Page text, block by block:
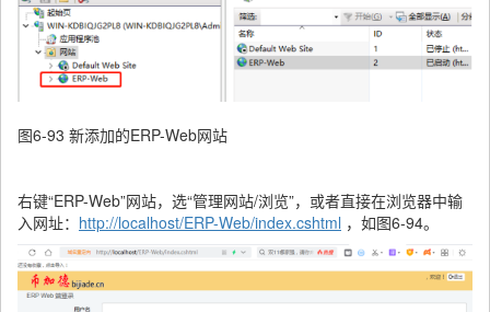
图6-93 新添加的ERP-Web网站
右键“ERP-Web”网站，选“管理网站/浏览”，或者直接在浏览器中输
入网址： http://localhost/ERP-Web/index.cshtml ，如图6-94。